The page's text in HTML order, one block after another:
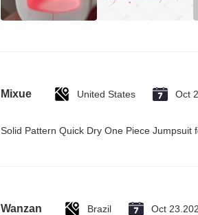
Mixue United States Oct
Solid Pattern Quick Dry One Piece
Wanzan Brazil Oct